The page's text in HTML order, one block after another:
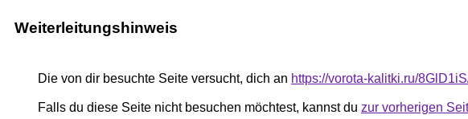
Weiterleitungshinweis
Die von dir besuchte Seite versucht, dich an https://vorota-kalitki.ru/
Falls du diese Seite nicht besuchen möchtest, kannst du zur vorherigen